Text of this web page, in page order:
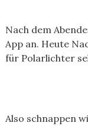
Nach dem
App an. Heute
für Polarlichter
Also schnappen